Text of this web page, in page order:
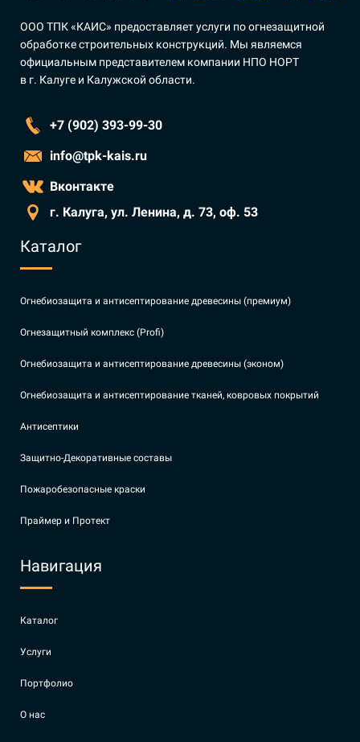
ООО ТПК «КАИС» предоставляет услуги по огнезащитной
обработке строительных конструкций. Мы являемся
официальным представителем компании НПО НОРТ
в г. Калуге и Калужской области.
+7 (902) 393-99-30
info@tpk-kais.ru
Вконтакте
г. Калуга, ул. Ленина, д. 73, оф. 53
Каталог
Огнебиозащита и антисептирование древесины (премиум)
Огнезащитный комплекс (Profi)
Огнебиозащита и антисептирование древесины (эконом)
Огнебиозащита и антисептирование тканей, ковровых покрытий
Антисептики
Защитно-Декоративные составы
Пожаробезопасные краски
Праймер и Протект
Навигация
Каталог
Услуги
Портфолио
О нас